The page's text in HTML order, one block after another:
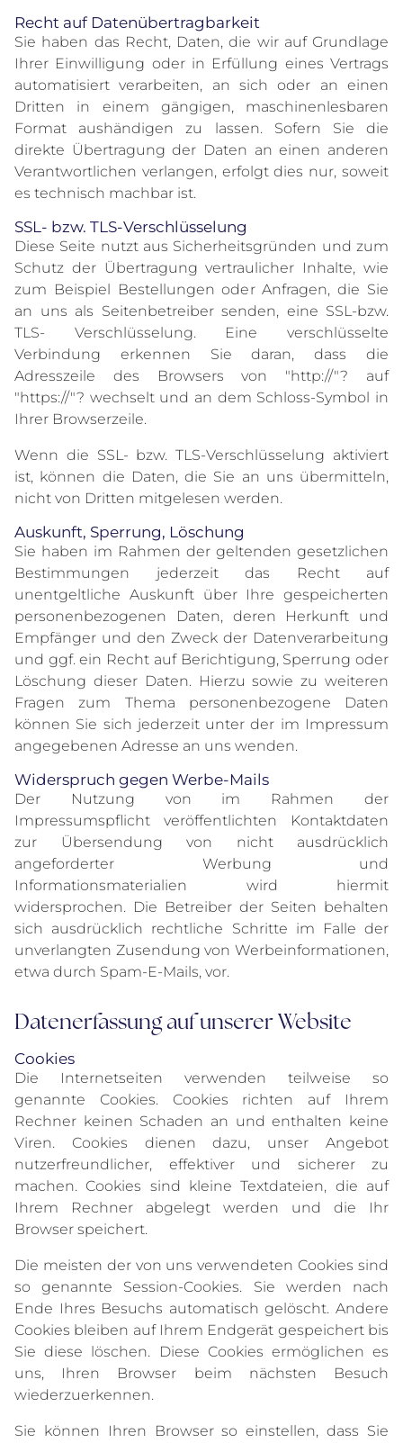
Recht auf Datenübertragbarkeit
Sie haben das Recht, Daten, die wir auf Grundlage
Ihrer Einwilligung oder in Erfüllung eines Vertrags
automatisiert verarbeiten, an sich oder an einen
Dritten in einem gängigen, maschinenlesbaren
Format aushändigen zu lassen. Sofern Sie die
direkte Übertragung der Daten an einen anderen
Verantwortlichen verlangen, erfolgt dies nur, soweit
es technisch machbar ist.
SSL- bzw. TLS-Verschlüsselung
Diese Seite nutzt aus Sicherheitsgründen und zum
Schutz der Übertragung vertraulicher Inhalte, wie
zum Beispiel Bestellungen oder Anfragen, die Sie
an uns als Seitenbetreiber senden, eine SSL-bzw.
TLS- Verschlüsselung. Eine verschlüsselte
Verbindung erkennen Sie daran, dass die
Adresszeile des Browsers von "http://"? auf
"https://"? wechselt und an dem Schloss-Symbol in
Ihrer Browserzeile.
Wenn die SSL- bzw. TLS-Verschlüsselung aktiviert
ist, können die Daten, die Sie an uns übermitteln,
nicht von Dritten mitgelesen werden.
Auskunft, Sperrung, Löschung
Sie haben im Rahmen der geltenden gesetzlichen
Bestimmungen jederzeit das Recht auf
unentgeltliche Auskunft über Ihre gespeicherten
personenbezogenen Daten, deren Herkunft und
Empfänger und den Zweck der Datenverarbeitung
und ggf. ein Recht auf Berichtigung, Sperrung oder
Löschung dieser Daten. Hierzu sowie zu weiteren
Fragen zum Thema personenbezogene Daten
können Sie sich jederzeit unter der im Impressum
angegebenen Adresse an uns wenden.
Widerspruch gegen Werbe-Mails
Der Nutzung von im Rahmen der
Impressumspflicht veröffentlichten Kontaktdaten
zur Übersendung von nicht ausdrücklich
angeforderter Werbung und
Informationsmaterialien wird hiermit
widersprochen. Die Betreiber der Seiten behalten
sich ausdrücklich rechtliche Schritte im Falle der
unverlangten Zusendung von Werbeinformationen,
etwa durch Spam-E-Mails, vor.
Datenerfassung auf unserer Website
Cookies
Die Internetseiten verwenden teilweise so
genannte Cookies. Cookies richten auf Ihrem
Rechner keinen Schaden an und enthalten keine
Viren. Cookies dienen dazu, unser Angebot
nutzerfreundlicher, effektiver und sicherer zu
machen. Cookies sind kleine Textdateien, die auf
Ihrem Rechner abgelegt werden und die Ihr
Browser speichert.
Die meisten der von uns verwendeten Cookies sind
so genannte Session-Cookies. Sie werden nach
Ende Ihres Besuchs automatisch gelöscht. Andere
Cookies bleiben auf Ihrem Endgerät gespeichert bis
Sie diese löschen. Diese Cookies ermöglichen es
uns, Ihren Browser beim nächsten Besuch
wiederzuerkennen.
Sie können Ihren Browser so einstellen, dass Sie